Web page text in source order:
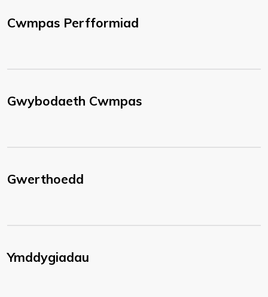
Cwmpas Perfformiad
Gwybodaeth Cwmpas
Gwerthoedd
Ymddygiadau